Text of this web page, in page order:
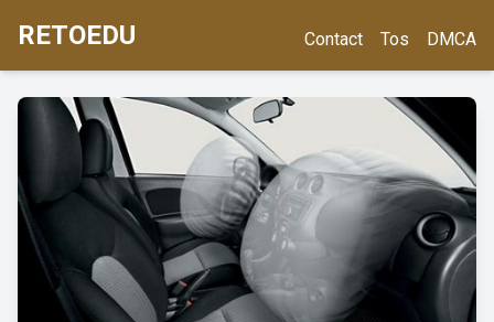
RETOEDU Contact Tos DMCA